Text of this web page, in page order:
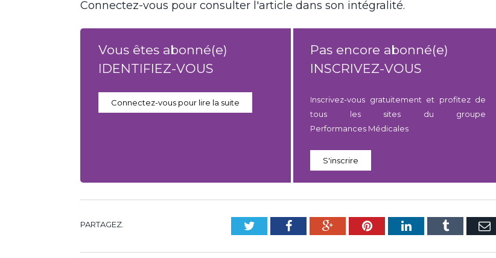
Connectez-vous pour consulter l'article dans son intégralité.
Vous êtes abonné(e)
IDENTIFIEZ-VOUS
Connectez-vous pour lire la suite
Pas encore abonné(e)
INSCRIVEZ-VOUS
Inscrivez-vous gratuitement et profitez de
tous les sites du groupe
Performances Médicales
S'inscrire
PARTAGEZ. TwitterFacebookGoogle+PinterestLinkedInTumblr E-